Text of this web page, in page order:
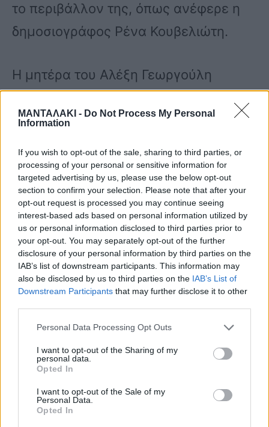
ΜΑΝΤΑΛΑΚΙ - Do Not Process My Personal
Information
If you wish to opt-out of the sale, sharing to third parties, or
processing of your personal or sensitive information for
targeted advertising by us, please use the below opt-out
section to confirm your selection. Please note that after your
opt-out request is processed you may continue seeing
interest-based ads based on personal information utilized by
us or personal information disclosed to third parties prior to
your opt-out. You may separately opt-out of the further
disclosure of your personal information by third parties on the
IAB’s list of downstream participants. This information may
also be disclosed by us to third parties on the IAB’s List of
Downstream Participants that may further disclose it to other
Personal Data Processing Opt Outs
I want to opt-out of the Sharing of my
personal data.
Opted In
I want to opt-out of the Sale of my
Personal Data.
Opted In
το περιβάλλον της, όπως ανέφερε η
δημοσιογράφος Ρένα Κουβελιώτη.
Η μητέρα του Αλέξη Γεωργούλη
«Δεν ξέρω εγώ παιδί μου τίποτα να
σου πω. Τι να σου μιλήσω. Εγώ το
παιδί μου το ξέρω. Από εκεί και πέρα,
ό,τι γίνει, θα φανεί μετά τις εκλογές.
Ό,τι είναι και δεν είναι, θα φανεί τότε.
Λοιπόν, δεν λέω τίποτα άλλο, να
είσαστε καλά».
Δείτε το βίντεο: